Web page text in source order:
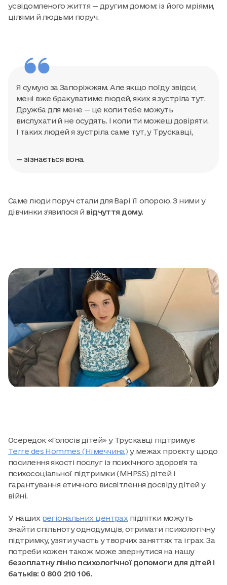
усвідомленого життя — другим домом: із його мріями,
цілями й людьми поруч.
Я сумую за Запоріжжям. Але якщо поїду звідси,
мені вже бракуватиме людей, яких я зустріла тут.
Дружба для мене — це коли тебе можуть
вислухати й не осудять. І коли ти можеш довіряти.
І таких людей я зустріла саме тут, у Трускавці,
— зізнається вона.
Саме люди поруч стали для Варі її опорою. З ними у
дівчинки з’явилося й відчуття дому.
Осередок «Голосів дітей» у Трускавці підтримує
Terre des Hommes (Німеччина) у межах проєкту щодо
посилення якості послуг із психічного здоровʼя та
психосоціальної підтримки (MHPSS) дітей і
гарантування етичного висвітлення досвіду дітей у
війні.
У наших регіональних центрахпідлітки можуть
знайти спільноту однодумців, отримати психологічну
підтримку, узяти участь у творчих заняттях та іграх. За
потреби кожен також може звернутися на нашу
безоплатну лінію психологічної допомоги для дітей і
батьків: 0 800 210 106.